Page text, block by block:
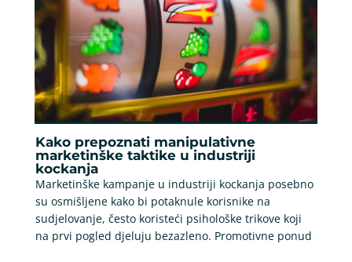
Kako prepoznati manipulativne
marketinške taktike u industriji
kockanja
Marketinške kampanje u industriji kockanja posebno
su osmišljene kako bi potaknule korisnike na
sudjelovanje, često koristeći psihološke trikove koji
na prvi pogled djeluju bezazleno. Promotivne ponud